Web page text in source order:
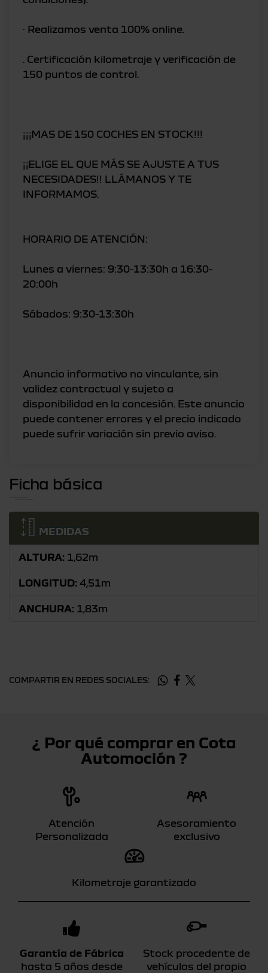
· Realizamos venta 100% online.
. Certificación kilometraje y verificación de
150 puntos de control.
¡¡¡MAS DE 150 COCHES EN STOCK!!!
¡¡ELIGE EL QUE MÁS SE AJUSTE A TUS
NECESIDADES!! LLÁMANOS Y TE
INFORMAMOS.
HORARIO DE ATENCIÓN:
Lunes a viernes: 9:30-13:30h a 16:30-
20:00h
Sábados: 9:30-13:30h
Anuncio informativo no vinculante, sin
validez contractual y sujeto a
disponibilidad en la concesión. Este anuncio
puede contener errores y el precio indicado
Ficha básica
MEDIDAS
ALTURA: 1,62m
LONGITUD: 4,51m
ANCHURA: 1,83m
COMPARTIR EN REDES SOCIALES:
¿ Por qué comprar en Cota
Automoción ?
Atención
Personalizada
Asesoramiento
exclusivo
Kilometraje garantizado
Garantía de Fábrica
hasta 5 años desde
Stock procedente de
vehículos del propio